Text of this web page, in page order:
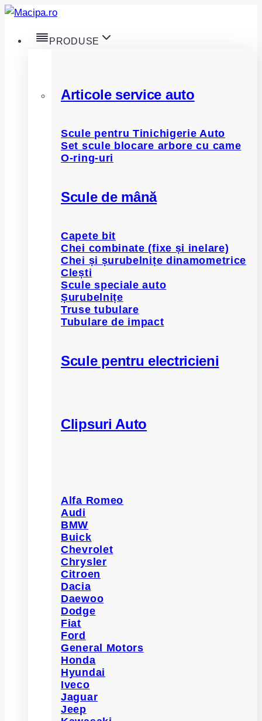
Skip
content
PRODUSE
Articole service auto
Scule pentru Tinichigerie Auto
Set scule blocare arbore cu came
O-ring-uri
Scule de mână
Capete bit
Chei combinate (fixe și inelare)
Chei și șurubelnițe dinamometrice
Clești
Scule speciale auto
Șurubelnițe
Truse tubulare
Tubulare de impact
Scule pentru electricieni
Clipsuri Auto
Alfa Romeo
Audi
BMW
Buick
Chevrolet
Chrysler
Citroen
Dacia
Daewoo
Dodge
Fiat
Ford
General Motors
Honda
Hyundai
Iveco
Jaguar
Jeep